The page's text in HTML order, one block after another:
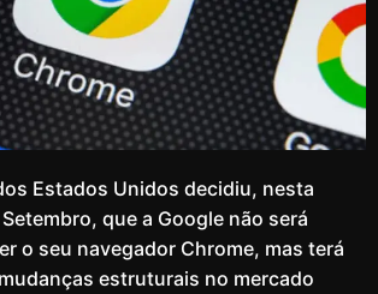
Estados Unidos decidiu, nesta
que a Google não será
o seu navegador Chrome, mas terá
estruturais no mercado